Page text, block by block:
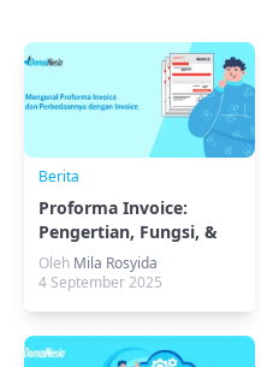
Berita
Proforma Invoice:
Pengertian, Fungsi, &
Perbedaannya
Oleh Mila Rosyida
4 September 2025